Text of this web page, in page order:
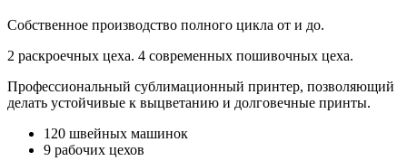
Собственное производство полного цикла от и до.
2 раскроечных цеха. 4 современных пошивочных цеха.
Профессиональный сублимационный принтер, позволяющий
делать устойчивые к выцветанию и долговечные принты.
120 швейных машинок
9 рабочих цехов